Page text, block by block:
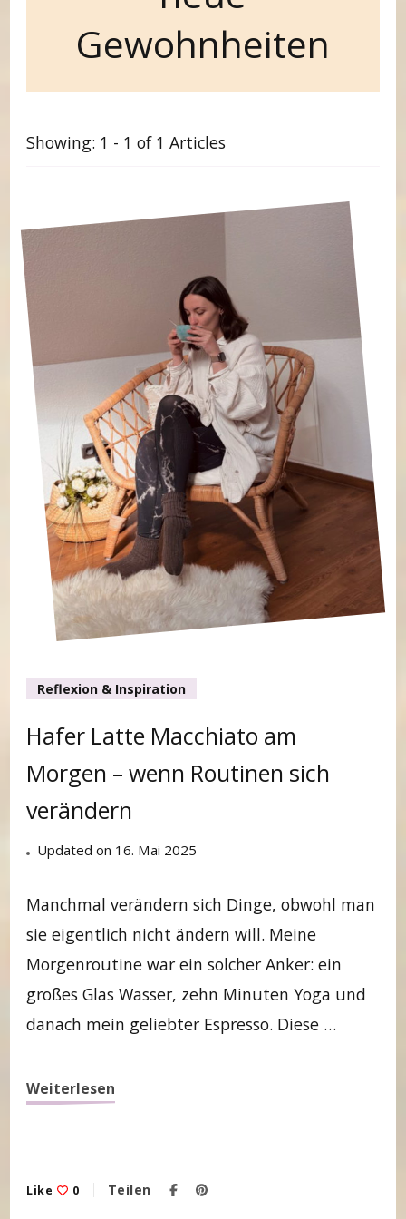
Gewohnheiten
Showing: 1 - 1 of 1 Articles
Reflexion & Inspiration
Hafer Latte Macchiato am
Morgen – wenn Routinen sich
verändern
Updated on 16. Mai 2025
Manchmal verändern sich Dinge, obwohl man
sie eigentlich nicht ändern will. Meine
Morgenroutine war ein solcher Anker: ein
großes Glas Wasser, zehn Minuten Yoga und
danach mein geliebter Espresso. Diese …
Weiterlesen
Like 0 Teilen